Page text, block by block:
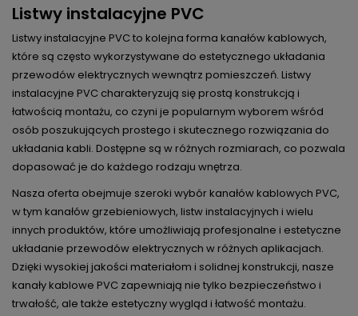
Listwy instalacyjne PVC
Listwy instalacyjne PVC to kolejna forma kanałów kablowych,
które są często wykorzystywane do estetycznego układania
przewodów elektrycznych wewnątrz pomieszczeń. Listwy
instalacyjne PVC charakteryzują się prostą konstrukcją i
łatwością montażu, co czyni je popularnym wyborem wśród
osób poszukujących prostego i skutecznego rozwiązania do
układania kabli. Dostępne są w różnych rozmiarach, co pozwala
dopasować je do każdego rodzaju wnętrza.
Nasza oferta obejmuje szeroki wybór kanałów kablowych PVC,
w tym kanałów grzebieniowych, listw instalacyjnych i wielu
innych produktów, które umożliwiają profesjonalne i estetyczne
układanie przewodów elektrycznych w różnych aplikacjach.
Dzięki wysokiej jakości materiałom i solidnej konstrukcji, nasze
kanały kablowe PVC zapewniają nie tylko bezpieczeństwo i
trwałość, ale także estetyczny wygląd i łatwość montażu.